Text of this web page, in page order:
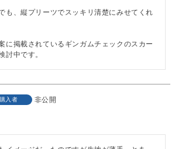
も、縦プリーツでスッキリ清楚にみせてくれ
に掲載されているギンガムチェックのスカー
討中です。
購入者
非公開